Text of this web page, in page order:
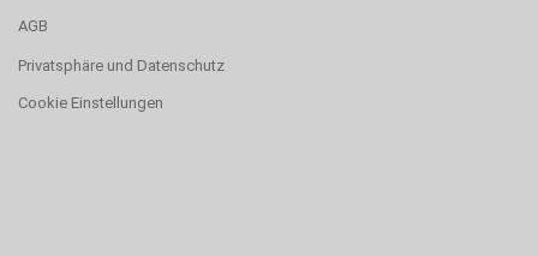
AGB
Privatsphäre und Datenschutz
Cookie Einstellungen